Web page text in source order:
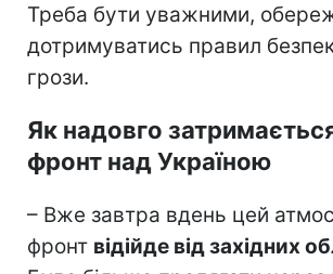
Треба бути уважними,
дотримуватись правил
грози.
Як надовго
фронт над Україною
– Вже завтра вдень цей
фронт відійде від західних